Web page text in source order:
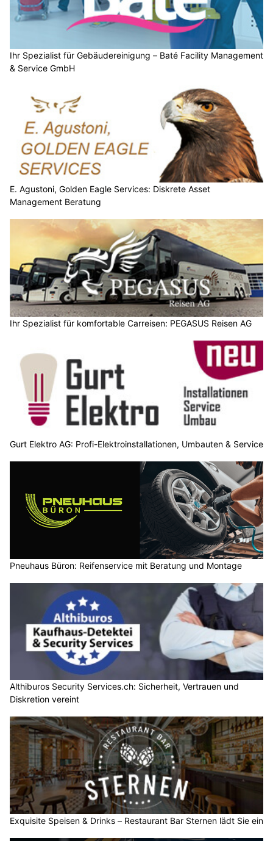
Ihr Spezialist für Gebäudereinigung – Baté Facility Management
& Service GmbH
E. Agustoni, Golden Eagle Services: Diskrete Asset
Management Beratung
Ihr Spezialist für komfortable Carreisen: PEGASUS Reisen AG
Gurt Elektro AG: Profi-Elektroinstallationen, Umbauten & Service
Pneuhaus Büron: Reifenservice mit Beratung und Montage
Althiburos Security Services.ch: Sicherheit, Vertrauen und
Diskretion vereint
Exquisite Speisen & Drinks – Restaurant Bar Sternen lädt Sie ein